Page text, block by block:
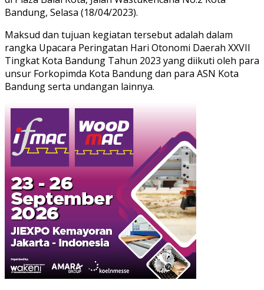
Bandung, Selasa (18/04/2023).
Maksud dan tujuan kegiatan tersebut adalah dalam
rangka Upacara Peringatan Hari Otonomi Daerah XXVII
Tingkat Kota Bandung Tahun 2023 yang diikuti oleh para
unsur Forkopimda Kota Bandung dan para ASN Kota
Bandung serta undangan lainnya.